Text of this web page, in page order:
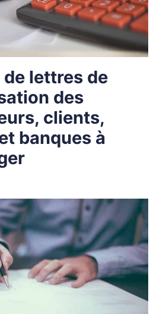
lettres de
des
clients,
banques à